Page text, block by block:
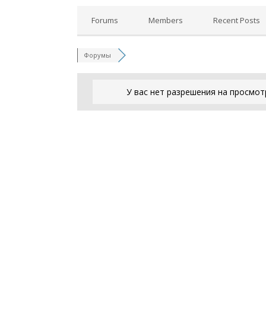
Forums Members Recent Posts
Форумы
У вас нет разрешения на